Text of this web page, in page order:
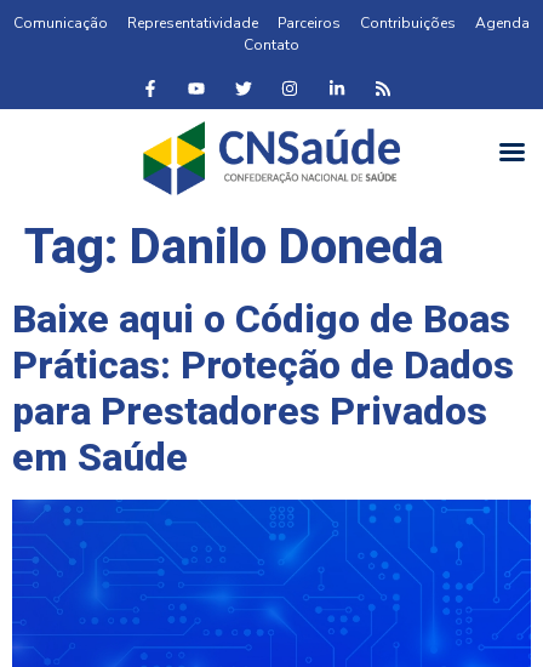
Comunicação Representatividade Parceiros Contribuições
Agenda
Contato
Tag: Danilo Doneda
Baixe aqui o Código de Boas
Práticas: Proteção de Dados
para Prestadores Privados
em Saúde